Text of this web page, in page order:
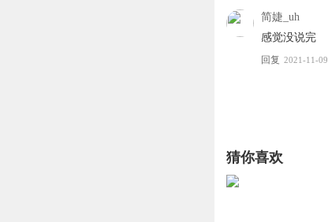
简婕_uh
感觉没说完
回复 2021-11-09
猜你喜欢